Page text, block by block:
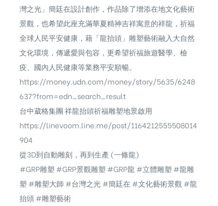
灣之光」簡廷在設計創作，作品除了增添在地文化藝術
景觀，也希望此座充滿華夏精神吉祥寓意的祥龍，祈福
全球人民平安健康，藉「龍抬頭」雕塑藝術融入大自然
文化環境，傳遞愛與包容，更希望祈福旅遊醫學、檢
疫、國內人民健康等業務平安順暢。
https://money.udn.com/money/story/5635/6248
637?from=edn_search_result
台中葳格集團 祥龍抬頭祈福雕塑地景啟用
https://linevoom.line.me/post/1164212555508014
904
從3D到自動雕刻，再到生產 (一條龍)
#GRP雕塑 #GRP景觀雕塑 #GRP龍 #立體雕塑 #龍雕
塑 #雕塑大師 #台灣之光 #簡廷在 #文化藝術景觀 #龍
抬頭 #雕塑藝術